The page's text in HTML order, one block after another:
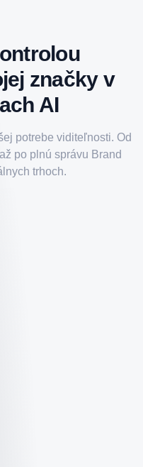
značky v
AI
potrebe viditeľnosti. Od
po plnú správu Brand
trhoch.